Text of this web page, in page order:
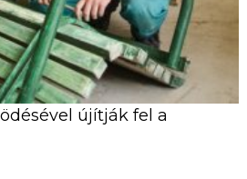
újítják fel a